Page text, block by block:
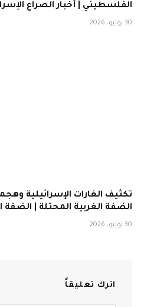
الفلسطيني | أخبار الصراع
30 يوليو، 2026
تكثيف الغارات الإسرائيلية
الضفة الغربية المحتلة | الضفة
30 يوليو، 2026
اترك تعليقاً